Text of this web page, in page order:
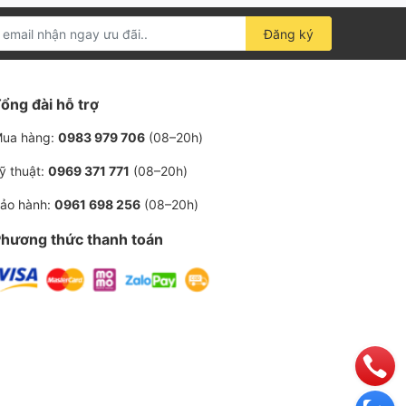
Đăng ký
đài hỗ trợ
hàng: 0983 979 706 (08–20h)
thuật: 0969 371 771 (08–20h)
hành: 0961 698 256 (08–20h)
thức thanh toán